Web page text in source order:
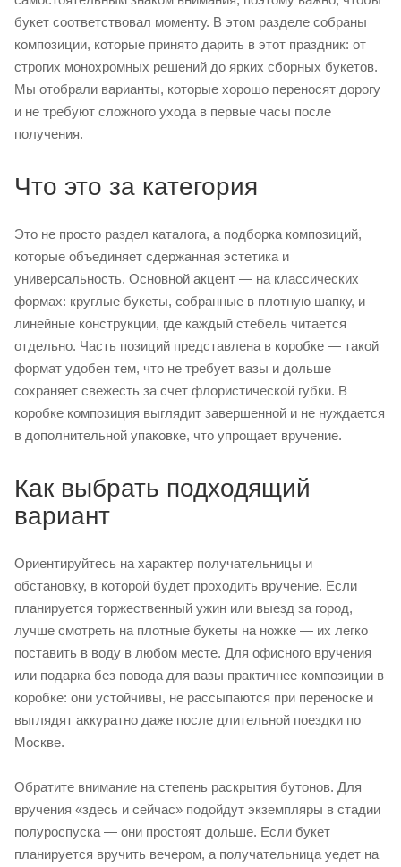
букет соответствовал моменту. В этом разделе собраны
композиции, которые принято дарить в этот праздник: от
строгих монохромных решений до ярких сборных букетов.
Мы отобрали варианты, которые хорошо переносят дорогу
и не требуют сложного ухода в первые часы после
получения.
Что это за категория
Это не просто раздел каталога, а подборка композиций,
которые объединяет сдержанная эстетика и
универсальность. Основной акцент — на классических
формах: круглые букеты, собранные в плотную шапку, и
линейные конструкции, где каждый стебель читается
отдельно. Часть позиций представлена в коробке — такой
формат удобен тем, что не требует вазы и дольше
сохраняет свежесть за счет флористической губки. В
коробке композиция выглядит завершенной и не нуждается
в дополнительной упаковке, что упрощает вручение.
Как выбрать подходящий
вариант
Ориентируйтесь на характер получательницы и
обстановку, в которой будет проходить вручение. Если
планируется торжественный ужин или выезд за город,
лучше смотреть на плотные букеты на ножке — их легко
поставить в воду в любом месте. Для офисного вручения
или подарка без повода для вазы практичнее композиции в
коробке: они устойчивы, не рассыпаются при переноске и
выглядят аккуратно даже после длительной поездки по
Москве.
Обратите внимание на степень раскрытия бутонов. Для
вручения «здесь и сейчас» подойдут экземпляры в стадии
полуроспуска — они простоят дольше. Если букет
планируется вручить вечером, а получательница уедет на